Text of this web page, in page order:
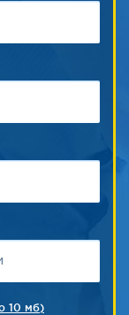
10 мб)